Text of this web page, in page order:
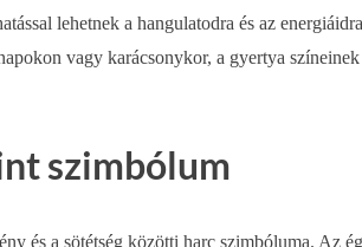
lehetnek a hangulatodra és az
vagy karácsonykor, a gyertya
szimbólum
és a sötétség közötti harc szimbóluma. Az